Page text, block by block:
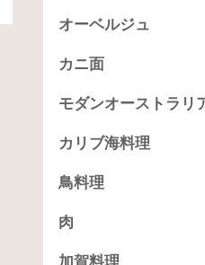
オーベルジュ
カニ面
モダンオーストラリ
カリブ海料理
鳥料理
肉